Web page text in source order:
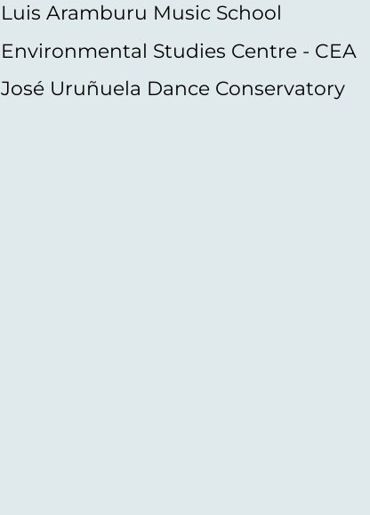
Luis Aramburu Music School
Environmental Studies Centre - CEA
José Uruñuela Dance Conservatory